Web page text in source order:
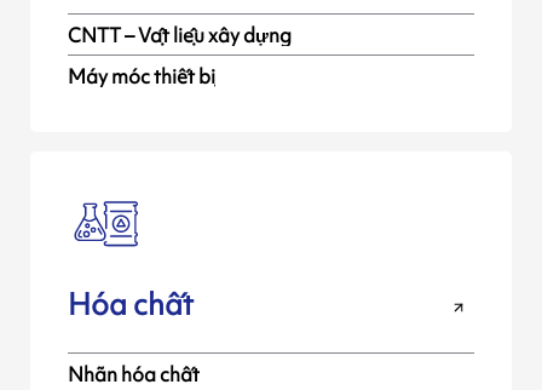
CNTT – Vật liệu xây dựng
Máy móc thiết bị
Hóa chất
Nhãn hóa chất